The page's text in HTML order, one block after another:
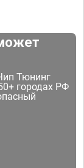
Тюнинг
городах РФ